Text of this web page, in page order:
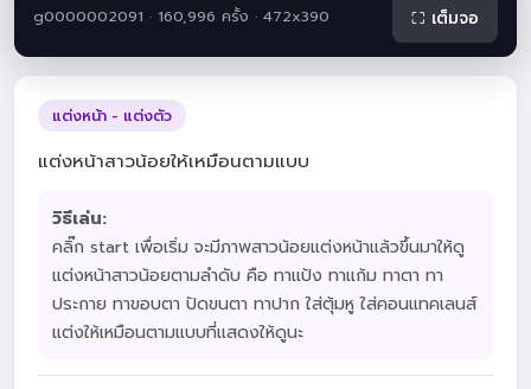
g0000002091 · 160,996 ครั้ง · 472x390 ⛶ เต็มจอ
แต่งหน้า - แต่งตัว
แต่งหน้าสาวน้อยให้เหมือนตามแบบ
วิธีเล่น:
คลิ๊ก start เพื่อเริ่ม จะมีภาพสาวน้อยแต่งหน้าแล้วขึ้นมาให้ดู
แต่งหน้าสาวน้อยตามลำดับ คือ ทาแป้ง ทาแก้ม ทาตา ทา
ประกาย ทาขอบตา ปัดขนตา ทาปาก ใส่ตุ้มหู ใส่คอนแทคเลนส์
แต่งให้เหมือนตามแบบที่แสดงให้ดูนะ